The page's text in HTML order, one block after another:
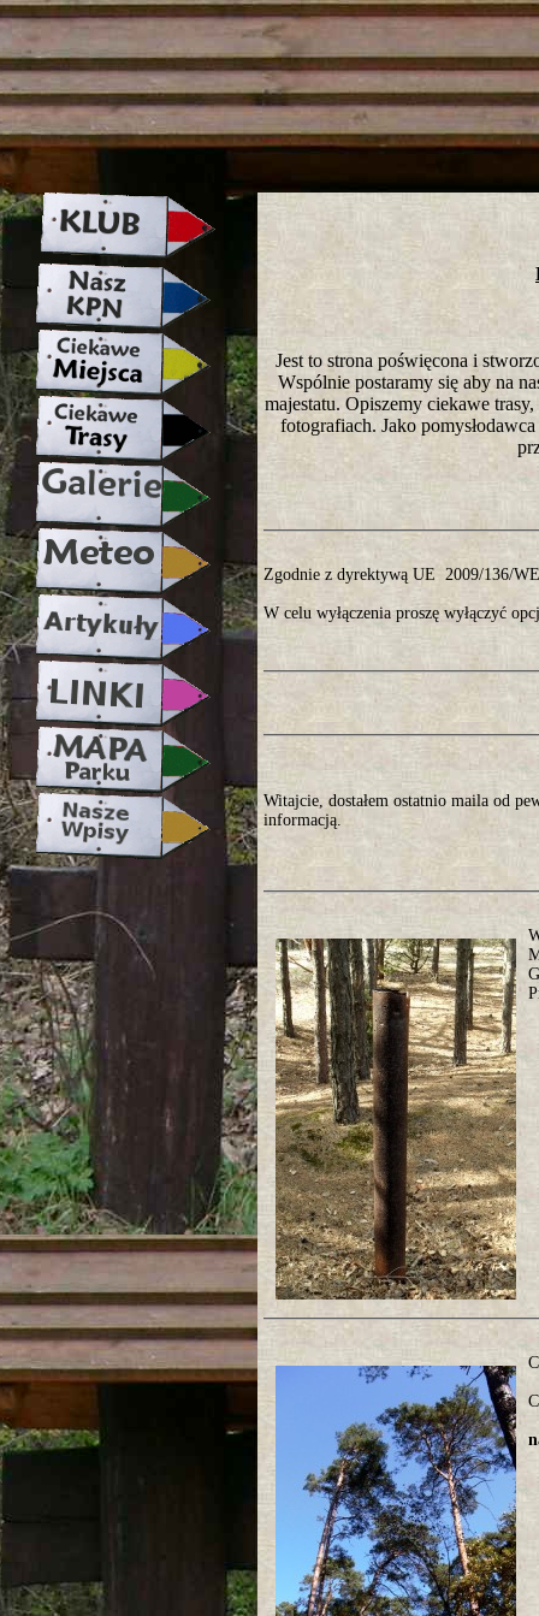
strona w naprawie zapraszamy
Jest to strona poświęcona i
Wspólnie postaramy się aby na
majestatu. Opiszemy ciekawe
fotografiach. Jako
Zgodnie z dyrektywą UE 2009/136/
W celu wyłączenia proszę wyłączyć
Witajcie, dostałem ostatnio maila od
informacją.